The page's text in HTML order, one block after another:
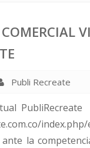
Publi Recreate
la